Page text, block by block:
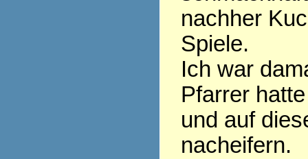
nachher
Spiele.
Ich war
Pfarrer
und auf
nacheifern.